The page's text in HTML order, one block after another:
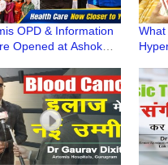
OPD & Information
Opened at Ashok
What